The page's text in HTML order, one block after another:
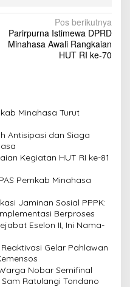
Pos berikutnya
Parirpurna Istimewa DPRD
Minahasa Awali Rangkaian
HUT RI ke-70
Minahasa Turut
Antisipasi dan Siaga
Kegiatan HUT RI ke-81
Pemkab Minahasa
Jaminan Sosial PPPK:
Berproses
Eselon II, Ini Nama-
Gelar Pahlawan
Nobar Semifinal
Ratulangi Tondano